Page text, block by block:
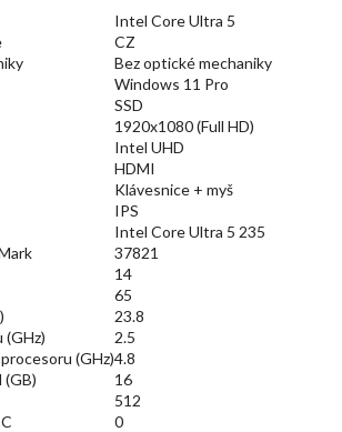
Intel Core Ultra 5
CZ
Bez optické mechaniky
Windows 11 Pro
SSD
1920x1080 (Full HD)
Intel UHD
HDMI
Klávesnice + myš
IPS
Intel Core Ultra 5 235
37821
14
65
23.8
(GHz)
2.5
(GHz)4.8
16
512
0